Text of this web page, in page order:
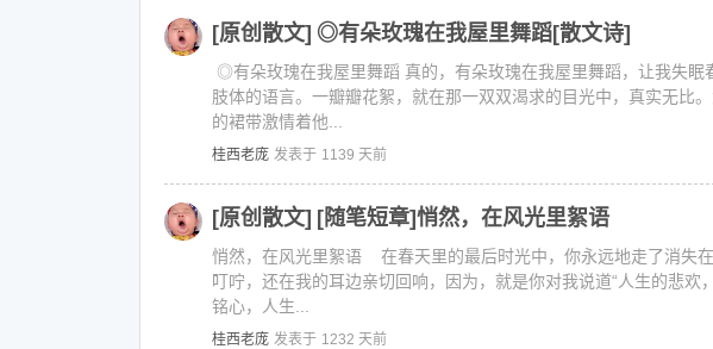
[原创散文] ◎有朵玫瑰在我屋里舞蹈[散文诗]
◎有朵玫瑰在我屋里舞蹈 真的，有朵玫瑰在我屋里舞蹈，让我失眠
肢体的语言。一瓣瓣花絮，就在那一双双渴求的目光中，真实无比
的裙带激情着他...
桂西老庞 发表于 1139 天前
[原创散文] [随笔短章]悄然，在风光里絮语
悄然，在风光里絮语 在春天里的最后时光中，你永远地走了消失
叮咛，还在我的耳边亲切回响，因为，就是你对我说道“人生的悲欢
铭心，人生...
桂西老庞 发表于 1232 天前